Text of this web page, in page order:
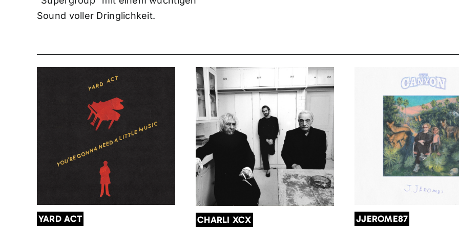
Sound voller Dringlichkeit.
YARD ACT CHARLI XCX JJEROME87